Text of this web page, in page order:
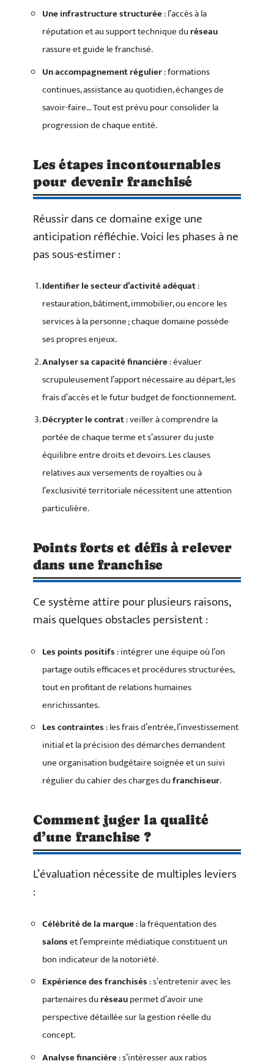
Une infrastructure structurée: l’accès à la
réputation et au support technique du réseau
rassure et guide le franchisé.
Un accompagnement régulier: formations
continues, assistance au quotidien, échanges de
savoir-faire… Tout est prévu pour consolider la
progression de chaque entité.
Les étapes incontournables
pour devenir franchisé
Réussir dans ce domaine exige une
anticipation réfléchie. Voici les phases à ne
pas sous-estimer :
Identifier le secteur d’activité adéquat:
restauration, bâtiment, immobilier, ou encore les
services à la personne ; chaque domaine possède
ses propres enjeux.
Analyser sa capacité financière: évaluer
scrupuleusement l’apport nécessaire au départ, les
frais d’accès et le futur budget de fonctionnement.
Décrypter le contrat: veiller à comprendre la
portée de chaque terme et s’assurer du juste
équilibre entre droits et devoirs. Les clauses
relatives aux versements de royalties ou à
l’exclusivité territoriale nécessitent une attention
particulière.
Points forts et défis à relever
dans une franchise
Ce système attire pour plusieurs raisons,
mais quelques obstacles persistent :
Les points positifs: intégrer une équipe où l’on
partage outils efficaces et procédures structurées,
tout en profitant de relations humaines
enrichissantes.
Les contraintes: les frais d’entrée, l’investissement
initial et la précision des démarches demandent
une organisation budgétaire soignée et un suivi
régulier du cahier des charges dufranchiseur.
Comment juger la qualité
d’une franchise ?
L’évaluation nécessite de multiples leviers
:
Célébrité de la marque: la fréquentation des
salonset l’empreinte médiatique constituent un
bon indicateur de la notoriété.
Expérience des franchisés: s’entretenir avec les
partenaires du réseaupermet d’avoir une
perspective détaillée sur la gestion réelle du
concept.
Analyse financière: s’intéresser aux ratios